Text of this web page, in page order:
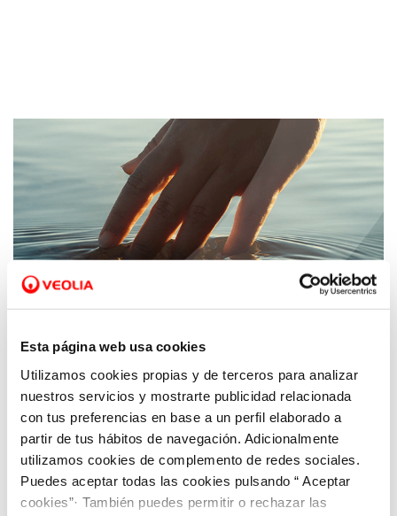
Esta página web usa cookies
Utilizamos cookies propias y de terceros para analizar
nuestros servicios y mostrarte publicidad relacionada
con tus preferencias en base a un perfil elaborado a
partir de tus hábitos de navegación. Adicionalmente
utilizamos cookies de complemento de redes sociales.
Puedes aceptar todas las cookies pulsando “ Aceptar
cookies”· También puedes permitir o rechazar las
03 DIC 2025
Hidrogea es ahora Veolia